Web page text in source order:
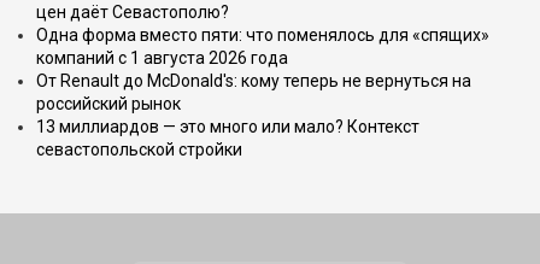
цен даёт Севастополю?
Одна форма вместо пяти: что поменялось для «спящих»
компаний с 1 августа 2026 года
От Renault до McDonald's: кому теперь не вернуться на
российский рынок
13 миллиардов — это много или мало? Контекст
севастопольской стройки